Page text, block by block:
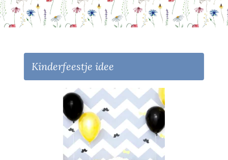
Kinderfeestje idee